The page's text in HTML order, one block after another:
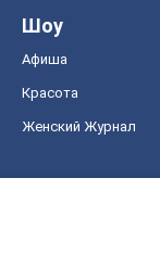
Шоу
Афиша
Красота
Женский Журнал